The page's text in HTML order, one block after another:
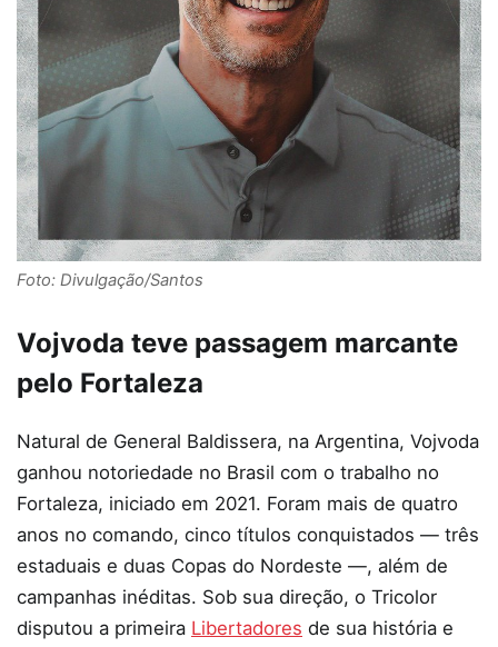
Foto: Divulgação/Santos
Vojvoda teve passagem marcante
pelo Fortaleza
Natural de General Baldissera, na Argentina, Vojvoda
ganhou notoriedade no Brasil com o trabalho no
Fortaleza, iniciado em 2021. Foram mais de quatro
anos no comando, cinco títulos conquistados — três
estaduais e duas Copas do Nordeste —, além de
campanhas inéditas. Sob sua direção, o Tricolor
disputou a primeira Libertadores de sua história e